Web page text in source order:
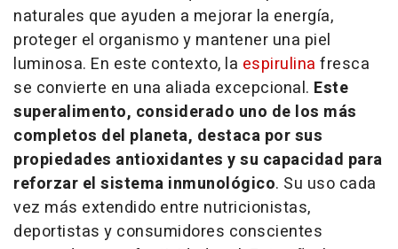
naturales que ayuden a mejorar la energía,
proteger el organismo y mantener una piel
luminosa. En este contexto, la espirulina fresca
se convierte en una aliada excepcional. Este
superalimento, considerado uno de los más
completos del planeta, destaca por sus
propiedades antioxidantes y su capacidad para
reforzar el sistema inmunológico. Su uso cada
vez más extendido entre nutricionistas,
deportistas y consumidores conscientes